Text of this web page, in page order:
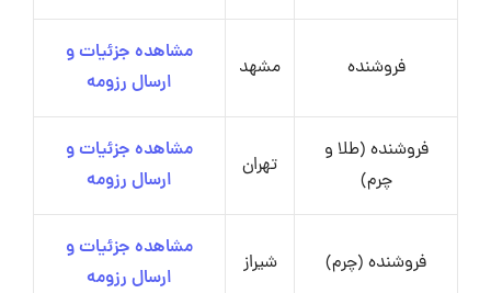
فروشنده مشهد
مشاهده جزئیات و
ارسال رزومه
فروشنده (طلا و
چرم)
تهران
مشاهده جزئیات و
ارسال رزومه
فروشنده (چرم) شیراز
مشاهده جزئیات و
ارسال رزومه